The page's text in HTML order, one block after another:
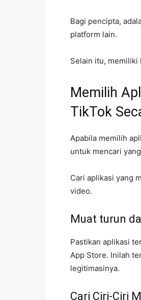
Bagi pencipta,
platform lain.
Selain itu, memiliki
Memilih
TikTok
Apabila memilih
untuk mencari
Cari aplikasi yang
video.
Muat turun
Pastikan aplikasi
App Store. Inilah
legitimasinya.
Cari Ciri-Ciri